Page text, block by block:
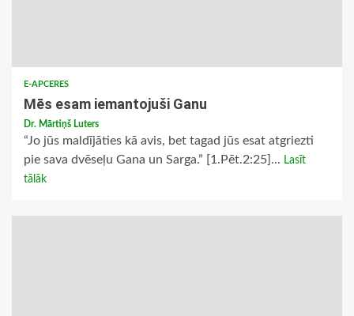
E-APCERES
Mēs esam iemantojuši Ganu
Dr. Mārtiņš Luters
“Jo jūs maldījāties kā avis, bet tagad jūs esat atgriezti
pie sava dvēseļu Gana un Sarga.” [1.Pēt.2:25]... Lasīt
tālāk